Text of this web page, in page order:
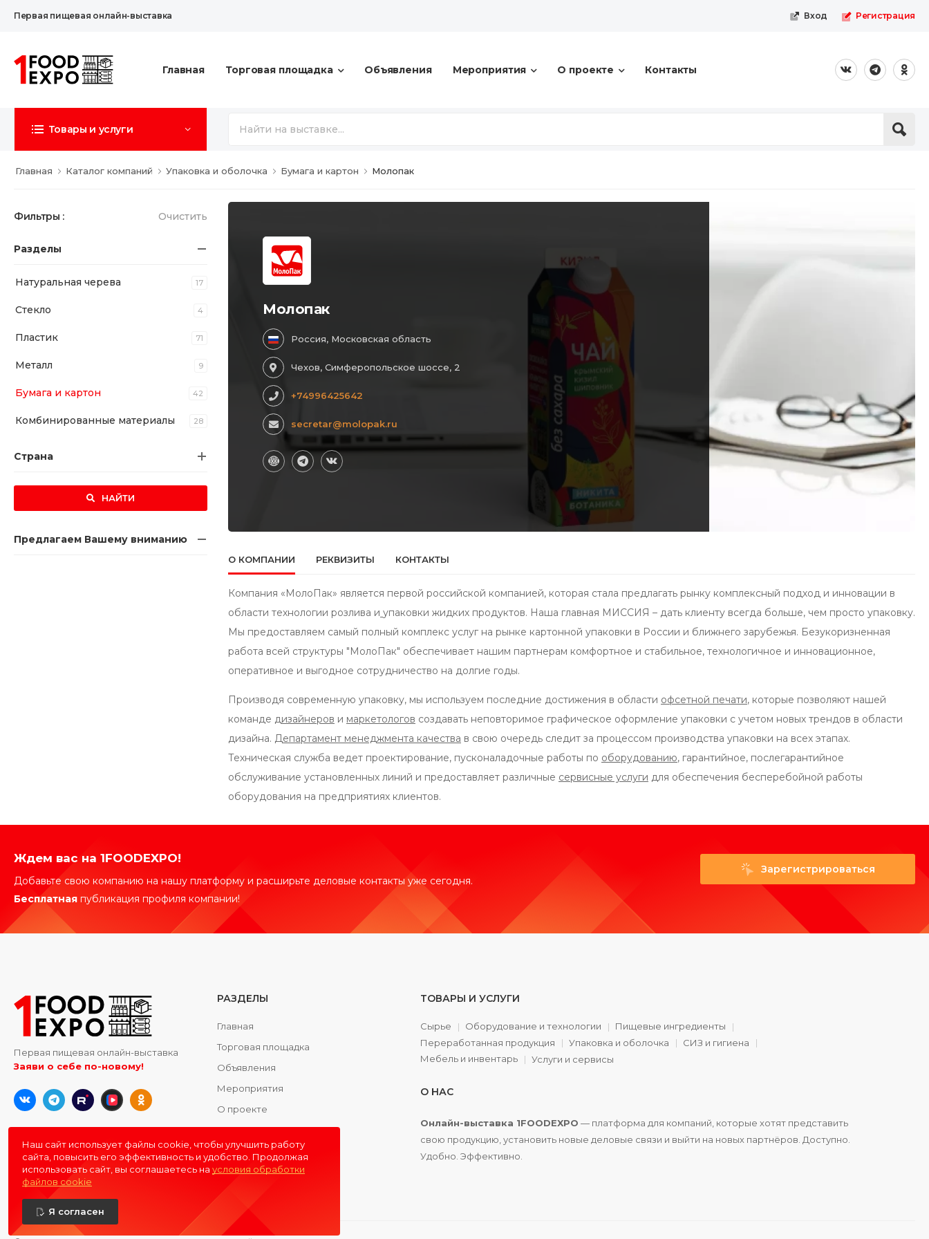
Первая пищевая онлайн-выставка Вход Регистрация
Главная Торговая площадка Объявления Мероприятия О проекте Контакты
Товары и услуги
Главная Каталог компаний Упаковка и оболочка Бумага и картон Молопак
Фильтры : Очистить
Разделы
Натуральная черева 17
Стекло 4
Пластик 71
Металл 9
Бумага и картон 42
Комбинированные материалы 28
Страна
НАЙТИ
Предлагаем Вашему вниманию
Молопак
Россия, Московская область
Чехов, Симферопольское шоссе, 2
+74996425642
secretar@molopak.ru
О КОМПАНИИ РЕКВИЗИТЫ КОНТАКТЫ
Компания «МолоПак» является первой российской компанией, которая стала предлагать рынку комплексный подход и инновации в
области технологии розлива и упаковки жидких продуктов. Наша главная МИССИЯ – дать клиенту всегда больше, чем просто упаковку.
Мы предоставляем самый полный комплекс услуг на рынке картонной упаковки в России и ближнего зарубежья. Безукоризненная
работа всей структуры "МолоПак" обеспечивает нашим партнерам комфортное и стабильное, технологичное и инновационное,
оперативное и выгодное сотрудничество на долгие годы.
Производя современную упаковку, мы используем последние достижения в области офсетной печати, которые позволяют нашей
команде дизайнеров и маркетологов создавать неповторимое графическое оформление упаковки с учетом новых трендов в области
дизайна. Департамент менеджмента качества в свою очередь следит за процессом производства упаковки на всех этапах.
Техническая служба ведет проектирование, пусконаладочные работы по оборудованию, гарантийное, послегарантийное
обслуживание установленных линий и предоставляет различные сервисные услуги для обеспечения бесперебойной работы
оборудования на предприятиях клиентов.
Ждем вас на 1FOODEXPO!
Добавьте свою компанию на нашу платформу и расширьте деловые контакты уже сегодня.
Бесплатная публикация профиля компании!
Зарегистрироваться
Первая пищевая онлайн-выставка
Заяви о себе по-новому!
РАЗДЕЛЫ
Главная
Торговая площадка
Объявления
Мероприятия
О проекте
Контакты
ТОВАРЫ И УСЛУГИ
Сырье Оборудование и технологии
Пищевые ингредиенты
Переработанная продукция
Упаковка и оболочка
СИЗ и гигиена
Мебель и инвентарь
Услуги и сервисы
О НАС
Онлайн-выставка 1FOODEXPO — платформа для компаний, которые хотят представить
свою продукцию, установить новые деловые связи и выйти на новых партнёров. Доступно.
Удобно. Эффективно.
Наш сайт использует файлы cookie, чтобы улучшить работу
сайта, повысить его эффективность и удобство. Продолжая
использовать сайт, вы соглашаетесь на условия обработки
файлов cookie
Я согласен